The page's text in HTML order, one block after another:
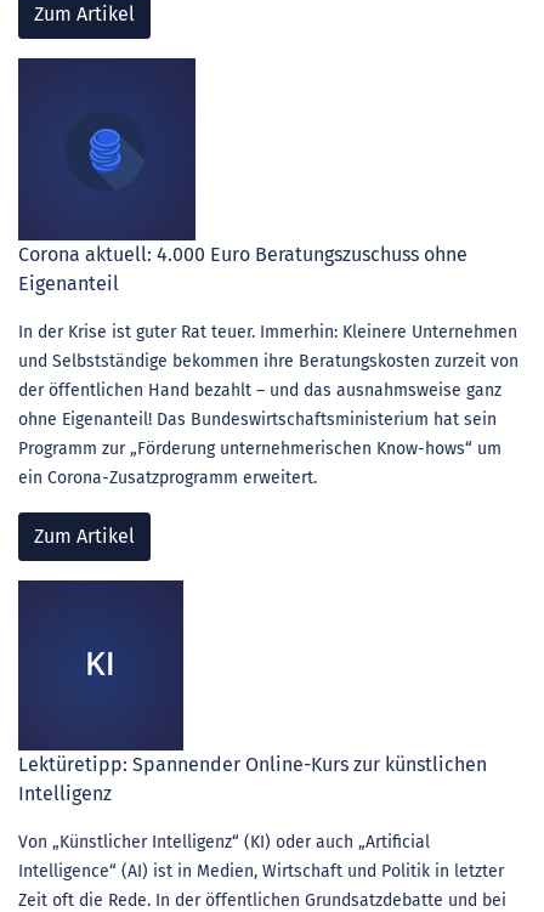
Zum Artikel
Corona aktuell: 4.000 Euro Beratungszuschuss ohne
Eigenanteil
In der Krise ist guter Rat teuer. Immerhin: Kleinere Unternehmen
und Selbstständige bekommen ihre Beratungskosten zurzeit von
der öffentlichen Hand bezahlt – und das ausnahmsweise ganz
ohne Eigenanteil! Das Bundeswirtschaftsministerium hat sein
Programm zur „Förderung unternehmerischen Know-hows“ um
ein Corona-Zusatzprogramm erweitert.
Zum Artikel
Lektüretipp: Spannender Online-Kurs zur künstlichen
Intelligenz
Von „Künstlicher Intelligenz“ (KI) oder auch „Artificial
Intelligence“ (AI) ist in Medien, Wirtschaft und Politik in letzter
Zeit oft die Rede. In der öffentlichen Grundsatzdebatte und bei